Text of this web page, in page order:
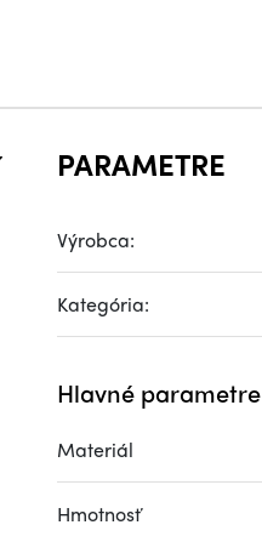
PARAMETRE
Výrobca:
Kategória:
Hlavné parametre
Materiál
Hmotnosť